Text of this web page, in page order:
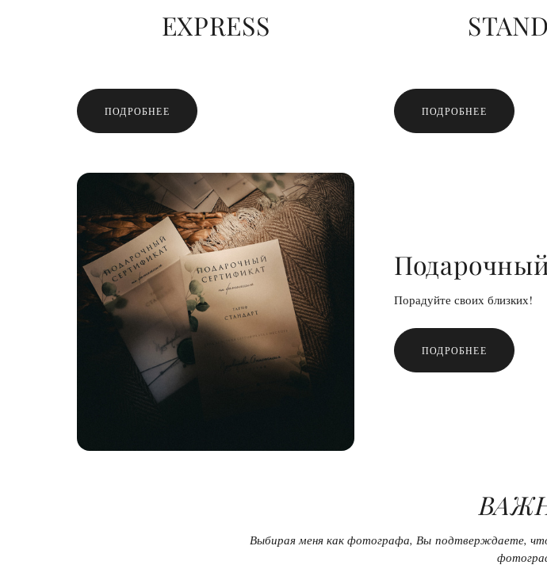
EXPRESS
ПОДРОБНЕЕ ПОДРОБНЕЕ
Порадуйте своих близких!
ПОДРОБНЕЕ
Выбирая меня как фотографа, Вы подтверждаете,